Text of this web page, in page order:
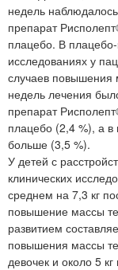
недель
препарат
плацебо. В
исследованиях у
случаев повышения
недель лечения
препарат
плацебо (2,4 %), а в
больше (3,5 %).
У детей с
клинических
среднем на 7,3 кг
повышение массы
развитием
повышения массы
девочек и около 5